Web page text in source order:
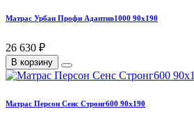
Матрас Урбан Профи Адаптив1000 90х190
26 630 ₽
В корзину
Матрас Персон Сенс Стронг600 90х190